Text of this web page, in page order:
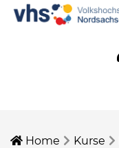
Home Kurse